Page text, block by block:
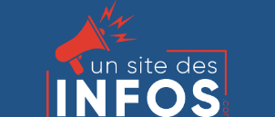
contenu